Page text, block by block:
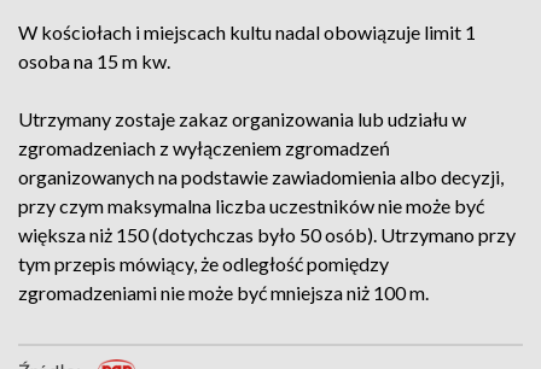
W kościołach i miejscach kultu nadal obowiązuje limit 1
osoba na 15 m kw.
Utrzymany zostaje zakaz organizowania lub udziału w
zgromadzeniach z wyłączeniem zgromadzeń
organizowanych na podstawie zawiadomienia albo decyzji,
przy czym maksymalna liczba uczestników nie może być
większa niż 150 (dotychczas było 50 osób). Utrzymano przy
tym przepis mówiący, że odległość pomiędzy
zgromadzeniami nie może być mniejsza niż 100 m.